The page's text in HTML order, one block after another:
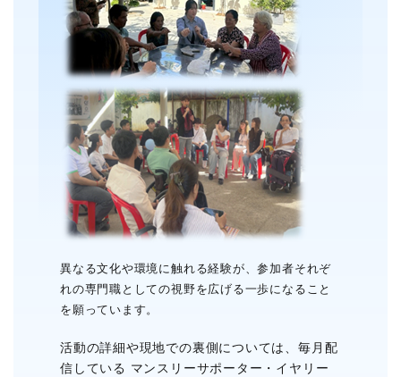
異なる文化や環境に触れる経験が、参加者それぞ
れの専門職としての視野を広げる一歩になること
を願っています。
活動の詳細や現地での裏側については、毎月配
信している マンスリーサポーター・イヤリー